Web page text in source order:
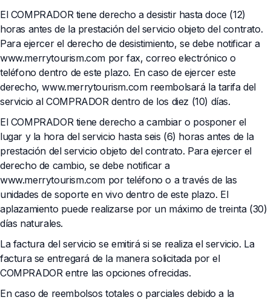
El COMPRADOR tiene derecho a desistir hasta doce (12)
horas antes de la prestación del servicio objeto del contrato.
Para ejercer el derecho de desistimiento, se debe notificar a
www.merrytourism.com por fax, correo electrónico o
teléfono dentro de este plazo. En caso de ejercer este
derecho, www.merrytourism.com reembolsará la tarifa del
servicio al COMPRADOR dentro de los diez (10) días.
El COMPRADOR tiene derecho a cambiar o posponer el
lugar y la hora del servicio hasta seis (6) horas antes de la
prestación del servicio objeto del contrato. Para ejercer el
derecho de cambio, se debe notificar a
www.merrytourism.com por teléfono o a través de las
unidades de soporte en vivo dentro de este plazo. El
aplazamiento puede realizarse por un máximo de treinta (30)
días naturales.
La factura del servicio se emitirá si se realiza el servicio. La
factura se entregará de la manera solicitada por el
COMPRADOR entre las opciones ofrecidas.
En caso de reembolsos totales o parciales debido a la